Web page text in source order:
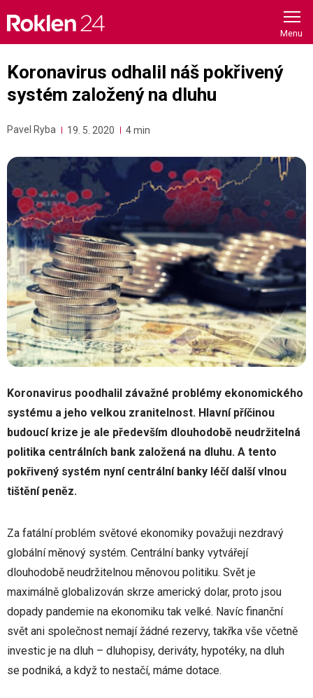
content
Koronavirus odhalil náš pokřivený
systém založený na dluhu
Pavel Ryba 19. 5. 2020 4 min
Koronavirus poodhalil závažné problémy ekonomického
systému a jeho velkou zranitelnost. Hlavní příčinou
budoucí krize je ale především dlouhodobě neudržitelná
politika centrálních bank založená na dluhu. A tento
pokřivený systém nyní centrální banky léčí další vlnou
tištění peněz.
Za fatální problém světové ekonomiky považuji nezdravý
globální měnový systém. Centrální banky vytvářejí
dlouhodobě neudržitelnou měnovou politiku. Svět je
maximálně globalizován skrze americký dolar, proto jsou
dopady pandemie na ekonomiku tak velké. Navíc finanční
svět ani společnost nemají žádné rezervy, takřka vše včetně
investic je na dluh – dluhopisy, deriváty, hypotéky, na dluh
se podniká, a když to nestačí, máme dotace.